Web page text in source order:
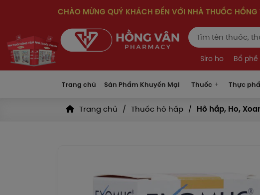
CHÀO MỪNG QUÝ KHÁCH ĐẾN VỚI NHÀ THUỐC HỒNG
Siro ho Bổ phế
Trang chủ Sản Phẩm Khuyến Mại Thuốc Thực
Trang chủ Thuốc hô hấp Hô hấp, Ho,